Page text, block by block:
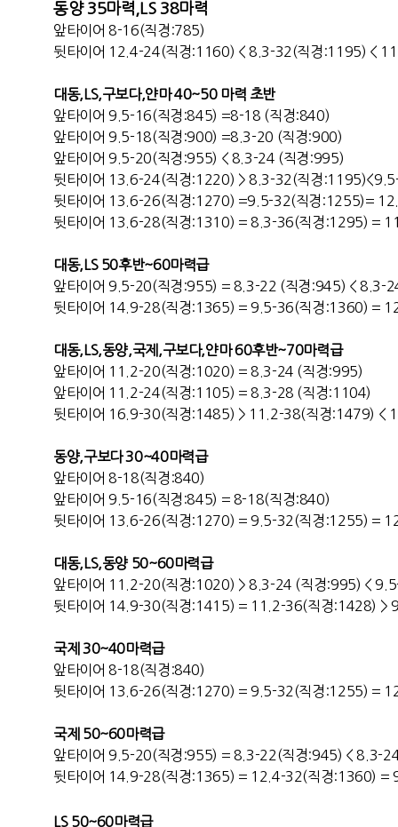
동양 35마력,LS 38마력
앞타이어 8-16(직경:785)
뒷타이어 12.4-24(직경:1160) < 8.3-32(직경:1195) <
대동,LS,구보다,얀마 40~50 마력 초반
앞타이어 9.5-16(직경:845) =8-18 (직경:840)
앞타이어 9.5-18(직경:900) =8.3-20 (직경:900)
앞타이어 9.5-20(직경:955) < 8.3-24 (직경:995)
뒷타이어 13.6-24(직경:1220) > 8.3-32(직경
뒷타이어 13.6-26(직경:1270) =9.5-32(직경:1255)=
뒷타이어 13.6-28(직경:1310) = 8.3-36(직경:1295) =
대동,LS 50후반~60마력급
앞타이어 9.5-20(직경:955) = 8.3-22 (직경:945) < 8.3-
뒷타이어 14.9-28(직경:1365) = 9.5-36(직경:1360) =
대동,LS,동양,국제,구보다,얀마 60후반~70마력급
앞타이어 11.2-20(직경:1020) = 8.3-24 (직경:995)
앞타이어 11.2-24(직경:1105) = 8.3-28 (직경:1104)
뒷타이어 16.9-30(직경:1485) > 11.2-38(직경:1479)
동양,구보다 30~40마력급
앞타이어 8-18(직경:840)
앞타이어 9.5-16(직경:845) = 8-18(직경:840)
뒷타이어 13.6-26(직경:1270) = 9.5-32(직경:1255) =
대동,LS,동양 50~60마력급
앞타이어 11.2-20(직경:1020) > 8.3-24 (직경:995) <
뒷타이어 14.9-30(직경:1415) = 11.2-36(직경:1428)
국제 30~40마력급
앞타이어 8-18(직경:840)
뒷타이어 13.6-26(직경:1270) = 9.5-32(직경:1255) =
국제 50~60마력급
앞타이어 9.5-20(직경:955) = 8.3-22(직경:945) < 8.3-
뒷타이어 14.9-28(직경:1365) = 12.4-32(직경:1360) =
LS 50~60마력급